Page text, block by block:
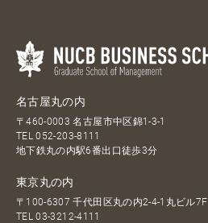
名古屋丸の内
〒460-0003 名古屋市中区錦1-3-1
TEL052-203-8111
地下鉄丸の内駅6番出口徒歩3分
東京丸の内
〒100-6307 千代田区丸の内2-4-1丸ビル7F
TEL03-3212-4111